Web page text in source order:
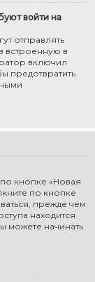
войти на
отправлять
встроенную в
включил
предотвратить
кнопке «Новая
по кнопке
прежде чем
находится
можете начинать